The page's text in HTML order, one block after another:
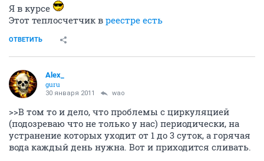
Я в курсе
Этот теплосчетчик в реестре есть
ОТВЕТИТЬ
Alex_
guru
30 января 2011 wao
>>В том то и дело, что проблемы с циркуляцией
(подозреваю что не только у нас) периодически, на
устранение которых уходит от 1 до 3 суток, а горячая
вода каждый день нужна. Вот и приходится сливать.